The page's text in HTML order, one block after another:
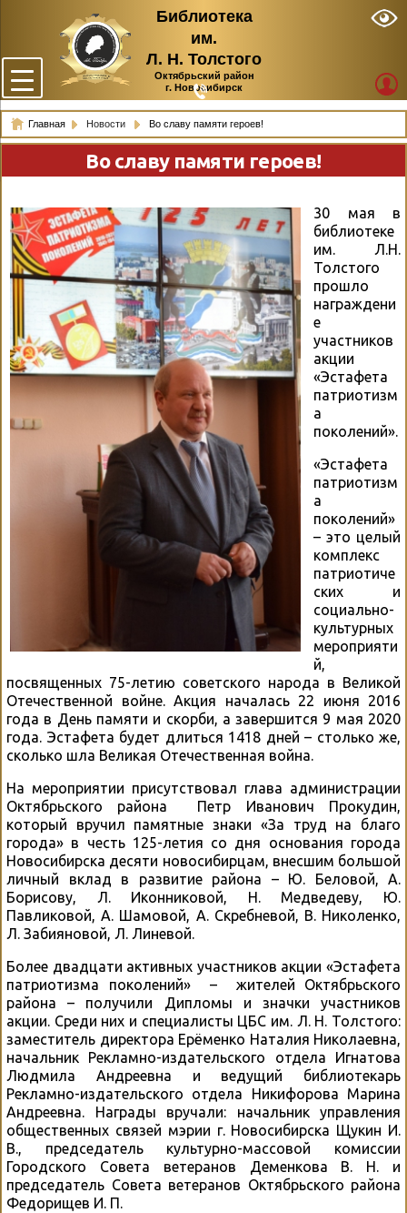
Библиотека
им.
Л. Н. Толстого
Октябрьский район
г. Новосибирск
Главная Новости Во славу памяти героев!
Во славу памяти героев!
30 мая в
библиотеке
им. Л.Н.
Толстого
прошло
награждени
е
участников
акции
«Эстафета
патриотизм
а
поколений».
«Эстафета
патриотизм
а
поколений»
– это целый
комплекс
патриотиче
ских и
социально-
культурных
мероприяти
й,
посвященных 75-летию советского народа в Великой
Отечественной войне. Акция началась 22 июня 2016
года в День памяти и скорби, а завершится 9 мая 2020
года. Эстафета будет длиться 1418 дней – столько же,
сколько шла Великая Отечественная война.
На мероприятии присутствовал глава администрации
Октябрьского района Петр Иванович Прокудин,
который вручил памятные знаки «За труд на благо
города» в честь 125-летия со дня основания города
Новосибирска десяти новосибирцам, внесшим большой
личный вклад в развитие района – Ю. Беловой, А.
Борисову, Л. Иконниковой, Н. Медведеву, Ю.
Павликовой, А. Шамовой, А. Скребневой, В. Николенко,
Л. Забияновой, Л. Линевой.
Более двадцати активных участников акции «Эстафета
патриотизма поколений» – жителей Октябрьского
района – получили Дипломы и значки участников
акции. Среди них и специалисты ЦБС им. Л. Н. Толстого:
заместитель директора Ерёменко Наталия Николаевна,
начальник Рекламно-издательского отдела Игнатова
Людмила Андреевна и ведущий библиотекарь
Рекламно-издательского отдела Никифорова Марина
Андреевна. Награды вручали: начальник управления
общественных связей мэрии г. Новосибирска Щукин И.
В., председатель культурно-массовой комиссии
Городского Совета ветеранов Деменкова В. Н. и
председатель Совета ветеранов Октябрьского района
Федорищев И. П.